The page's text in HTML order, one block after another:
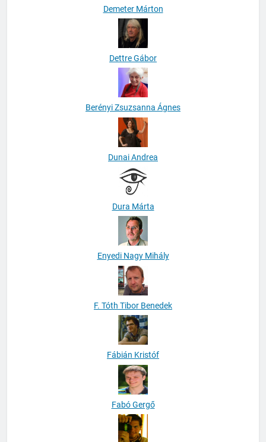
Demeter Márton
Dettre Gábor
Berényi Zsuzsanna Ágnes
Dunai Andrea
Dura Márta
Enyedi Nagy Mihály
F. Tóth Tibor Benedek
Fábián Kristóf
Fabó Gergő